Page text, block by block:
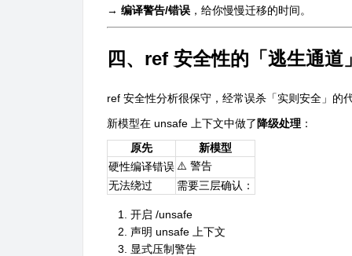
→ 编译警告/错误 ，给你慢慢迁移的时间。
四、ref 安全性的「逃生通道」
ref 安全性分析很保守，经常误杀「实则安全」的代
新模型在 unsafe 上下文中做了降级处理 ：
原先
新模型
硬性编译错误 ⚠️ 警告
无法绕过
需要三层确认：
开启 /unsafe
声明 unsafe 上下文
显式压制警告